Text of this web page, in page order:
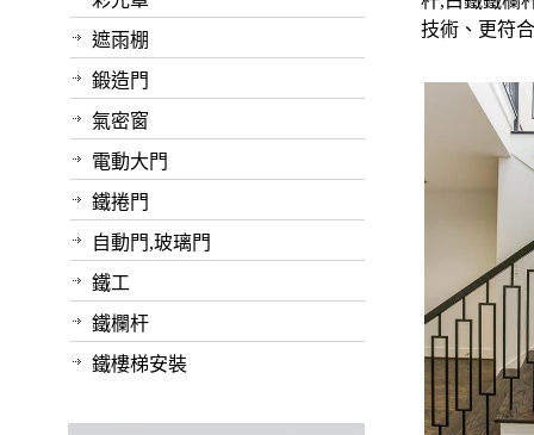
遮雨棚
鍛造門
氣密窗
電動大門
鐵捲門
自動門,玻璃門
鐵工
鐵欄杆
鐵樓梯安裝
技術、更符